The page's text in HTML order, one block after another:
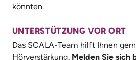
könnten.
UNTERSTÜTZUNG VOR ORT
Das SCALA-Team hilft Ihnen
Hörverstärkung. Melden Sie sich